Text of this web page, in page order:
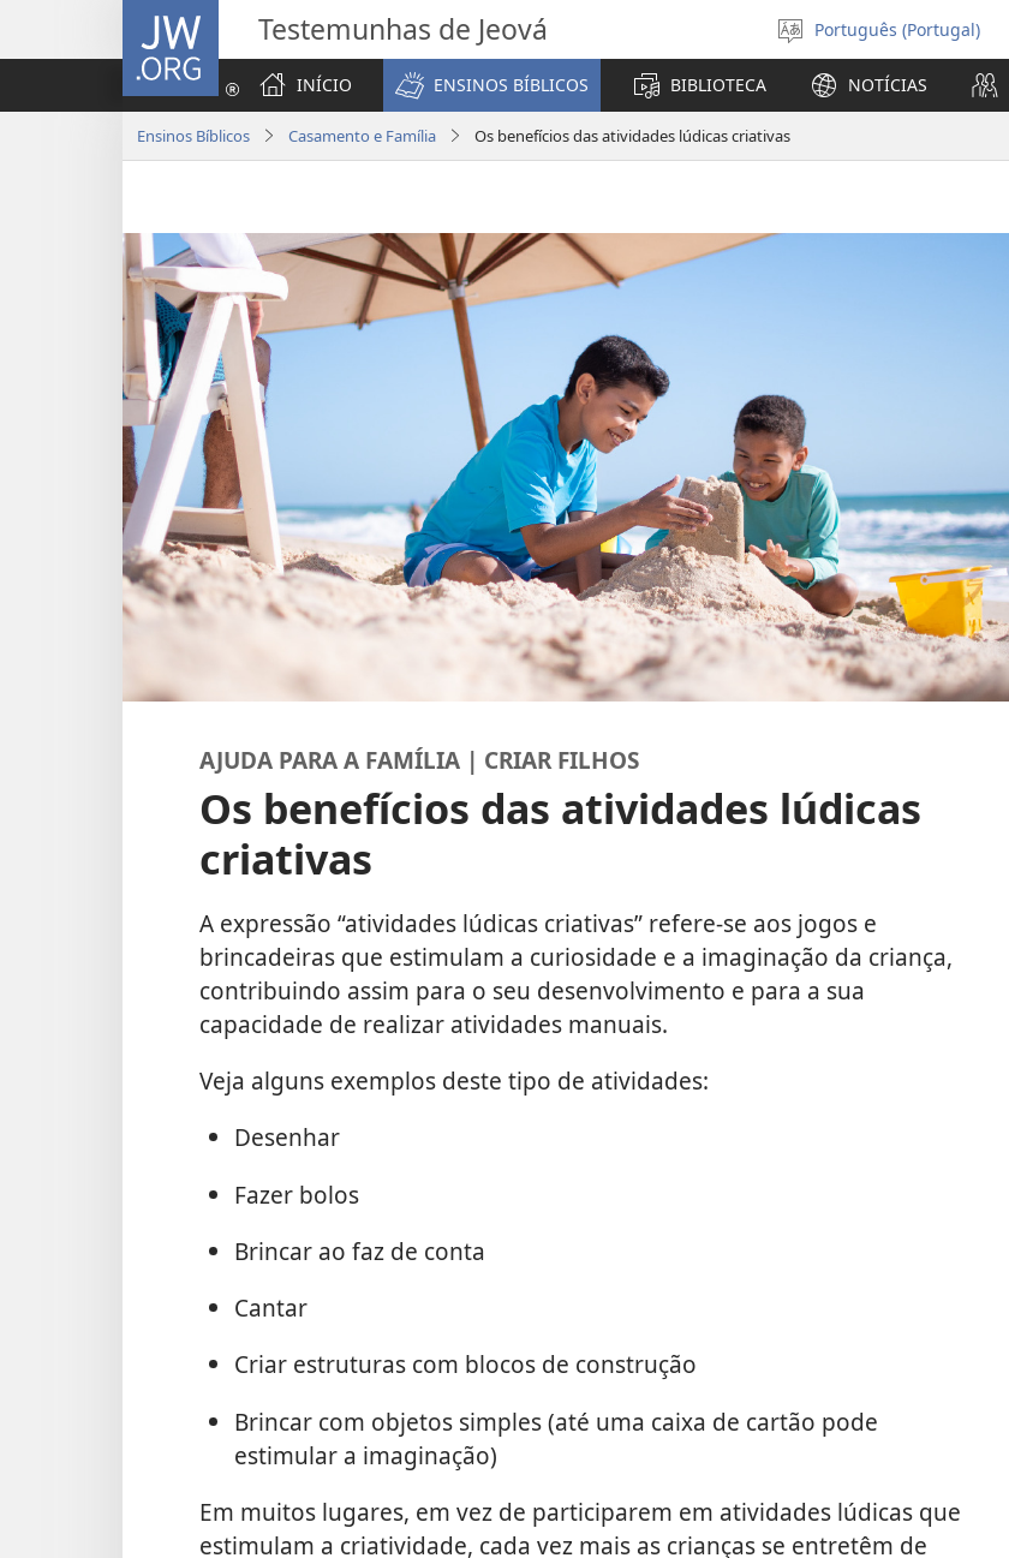
JW.ORG Testemunhas de Jeová
Selecionar
Língua
Português (Portugal)
INÍCIO
ENSINOS BÍBLICOS BIBLIOTECA NOTÍCIAS
Ensinos Bíblicos Casamento e Família Os benefícios das atividades lúdicas criativas
AJUDA PARA A FAMÍLIA | CRIAR FILHOS
Os benefícios das atividades lúdicas
criativas
A expressão “atividades lúdicas criativas” refere-se aos jogos e
brincadeiras que estimulam a curiosidade e a imaginação da criança,
contribuindo assim para o seu desenvolvimento e para a sua
capacidade de realizar atividades manuais.
Veja alguns exemplos deste tipo de atividades:
Desenhar
Fazer bolos
Brincar ao faz de conta
Cantar
Criar estruturas com blocos de construção
Brincar com objetos simples (até uma caixa de cartão pode
estimular a imaginação)
Em muitos lugares, em vez de participarem em atividades lúdicas que
estimulam a criatividade, cada vez mais as crianças se entretêm de